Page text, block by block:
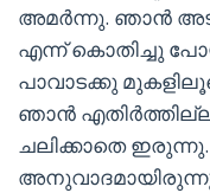
അമർന്നു. ഞാൻ
എന്ന് കൊതിച്ചു
പാവാടക്കു
ഞാൻ
ചലിക്കാതെ